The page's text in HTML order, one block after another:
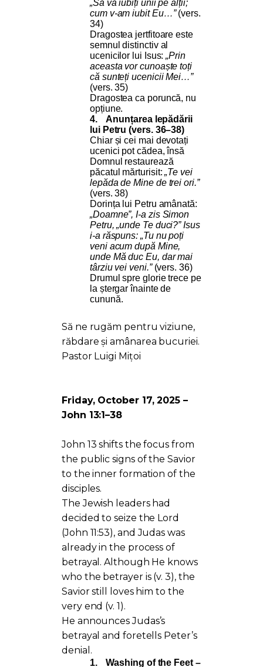
„Să vă iubiți unii pe alții;
cum v-am iubit Eu…”(vers.
34)
Dragostea jertfitoare este
semnul distinctiv al
ucenicilor lui Isus:„Prin
aceasta vor cunoaște toți
că sunteți ucenicii Mei…”
(vers. 35)
Dragostea ca poruncă, nu
opțiune.
4.
Anunțarea lepădării
lui Petru (vers. 36–38)
Chiar și cei mai devotați
ucenici pot cădea, însă
Domnul restaurează
păcatul mărturisit:„Te vei
lepăda de Mine de trei ori.”
(vers. 38)
Dorința lui Petru amânată:
„Doamne”, I-a zis Simon
Petru, „unde Te duci?” Isus
i-a răspuns: „Tu nu poți
veni acum după Mine,
unde Mă duc Eu, dar mai
târziu vei veni.”(vers. 36)
Drumul spre glorie trece pe
la ștergar înainte de
cunună.
Să ne rugăm pentru viziune,
răbdare și amânarea bucuriei.
Pastor Luigi Mițoi
Friday, October 17, 2025 –
John 13:1–38
John 13 shifts the focus from
the public signs of the Savior
to the inner formation of the
disciples.
The Jewish leaders had
decided to seize the Lord
(John 11:53), and Judas was
already in the process of
betrayal. Although He knows
who the betrayer is (v. 3), the
Savior still loves him to the
very end (v. 1).
He announces Judas’s
betrayal and foretells Peter’s
denial.
1. Washing of the Feet –